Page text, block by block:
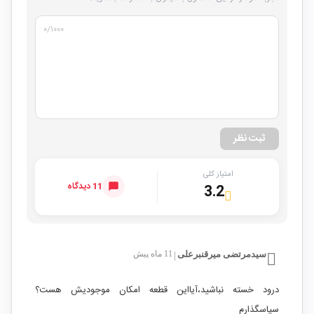
۰/۱۰۰۰
ثبت نظر
امتیاز کلی
3.2 11 دیدگاه
سیدمرتضی میرقنبرعلی 11 ماه پیش
درود خسته نباشید،آیااین قطعه امکان موجودیش هست؟
سپاسگذارم